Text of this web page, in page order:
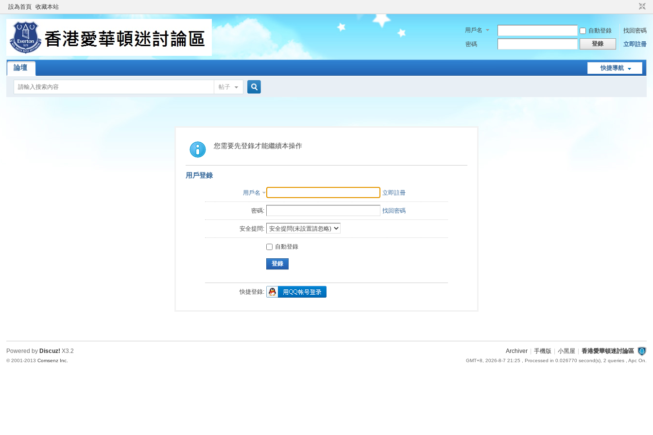
設為首頁 收藏本站
用戶名 自動登錄
找回密碼
密碼
登錄 立即註冊
快捷導航
論壇
帖子
索
您需要先登錄才能繼續本操作
用戶登錄
用戶名 立即註冊
密碼: 找回密碼
安全提問:
自動登錄
登錄
快捷登錄:
Archiver 手機版 小黑屋 香港愛華頓迷討論區
GMT+8, 2026-8-7 21:25 , Processed in 0.026770 second(s), 2 queries , Apc On.
Powered by Discuz! X3.2
© 2001-2013Comsenz Inc.